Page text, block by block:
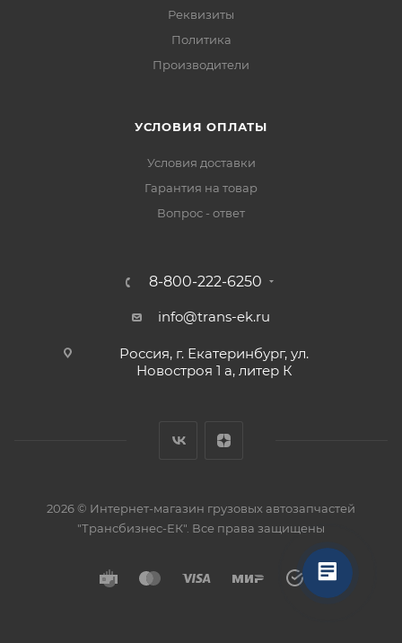
Реквизиты
Политика
Производители
УСЛОВИЯ ОПЛАТЫ
Условия доставки
Гарантия на товар
Вопрос - ответ
8-800-222-6250
info@trans-ek.ru
Россия, г. Екатеринбург, ул.
Новостроя 1 а, литер К
2026 © Интернет-магазин грузовых автозапчастей
"Трансбизнес-ЕК" . Все права защищены